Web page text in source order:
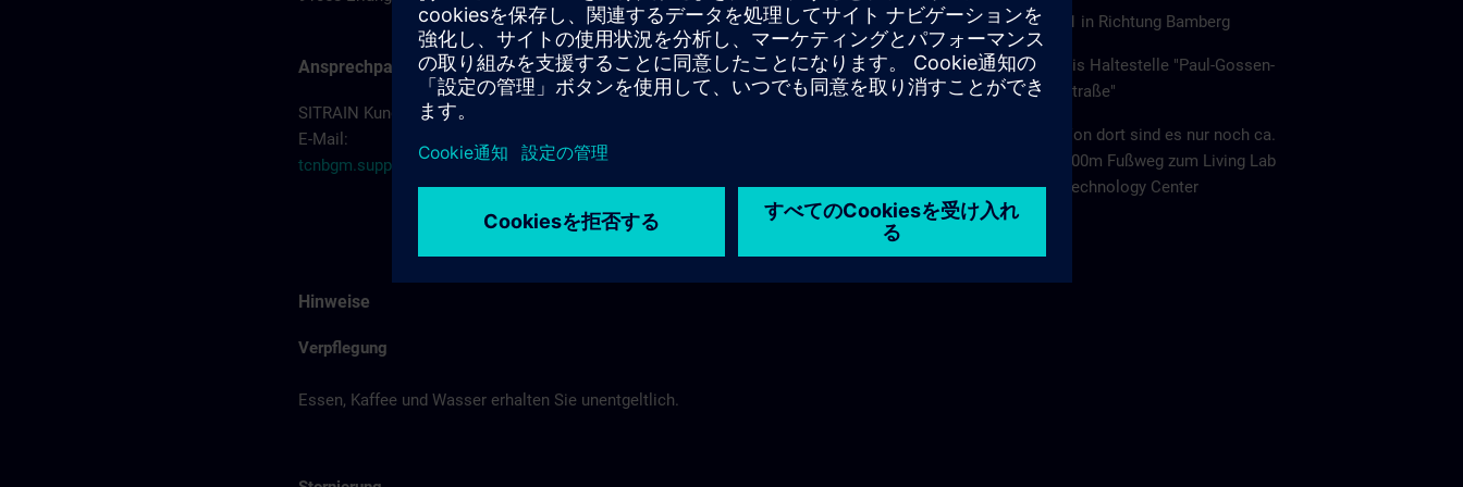
Ansprechpartner
SITRAIN Kundenberatung Nürnberg
E-Mail:
tcnbgm.support.industry@siemens.com
Buchung selbst vorzunehmen.
Linie S1 in Richtung Bamberg
Bis Haltestelle "Paul-Gossen-
Straße"
Von dort sind es nur noch ca.
800m Fußweg zum Living Lab
Technology Center
Hinweise
Verpflegung
Essen, Kaffee und Wasser erhalten Sie unentgeltlich.